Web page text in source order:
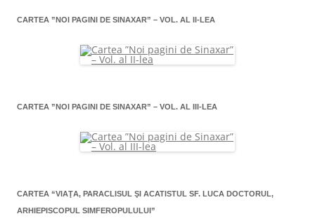
CARTEA ”NOI PAGINI DE SINAXAR” – VOL. AL II-LEA
CARTEA ”NOI PAGINI DE SINAXAR” – VOL. AL III-LEA
CARTEA “VIAŢA, PARACLISUL ŞI ACATISTUL SF. LUCA DOCTORUL,
ARHIEPISCOPUL SIMFEROPULULUI”